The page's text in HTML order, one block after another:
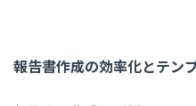
報告書作成の効率化とテン